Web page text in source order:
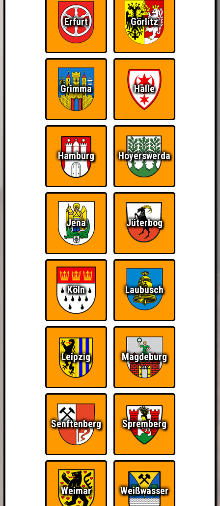
Erfurt Görlitz
Grimma Halle
Hamburg Hoyerswerda
Jena Jüterbog
Köln Laubusch
Leipzig Magdeburg
Senftenberg Spremberg
Weimar Weißwasser